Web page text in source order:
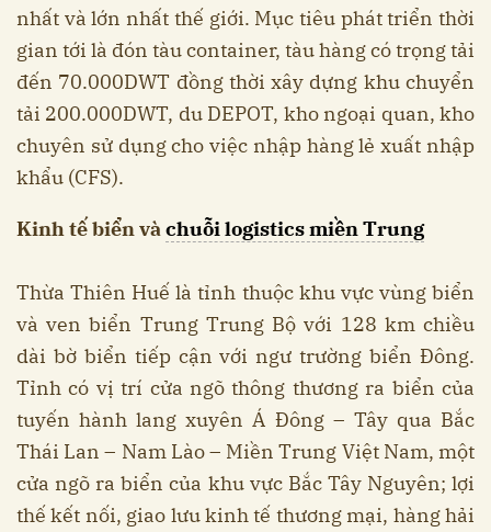
nhất và lớn nhất thế giới. Mục tiêu phát triển thời
gian tới là đón tàu container, tàu hàng có trọng tải
đến 70.000DWT đồng thời xây dựng khu chuyển
tải 200.000DWT, du DEPOT, kho ngoại quan, kho
chuyên sử dụng cho việc nhập hàng lẻ xuất nhập
khẩu (CFS).
Kinh tế biển vàchuỗi logistics miền Trung
Thừa Thiên Huế là tỉnh thuộc khu vực vùng biển
và ven biển Trung Trung Bộ với 128 km chiều
dài bờ biển tiếp cận với ngư trường biển Đông.
Tỉnh có vị trí cửa ngõ thông thương ra biển của
tuyến hành lang xuyên Á Đông – Tây qua Bắc
Thái Lan – Nam Lào – Miền Trung Việt Nam, một
cửa ngõ ra biển của khu vực Bắc Tây Nguyên; lợi
thế kết nối, giao lưu kinh tế thương mại, hàng hải